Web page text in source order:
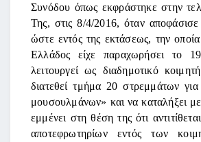
Συνόδου όπως εκφράστηκε στην
Της, στις 8/4/2016, όταν αποφάσισε
ώστε εντός της εκτάσεως, την
Ελλάδος είχε παραχωρήσει το
λειτουργεί ως διαδημοτικό
διατεθεί τμήμα 20 στρεμμάτων
μουσουλμάνων» και να καταλήξει
εμμένει στη θέση της ότι
αποτεφρωτηρίων εντός των